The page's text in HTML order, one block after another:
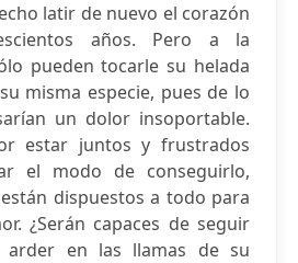
latir de nuevo el corazón
años. Pero a la
pueden tocarle su helada
misma especie, pues de lo
un dolor insoportable.
estar juntos y frustrados
el modo de conseguirlo,
dispuestos a todo para
¿Serán capaces de seguir
arder en las llamas de su